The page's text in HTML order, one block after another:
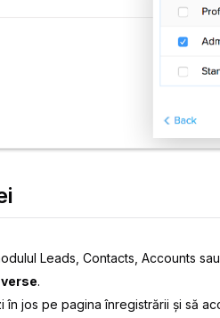
Leads, Contacts, Accounts
.
în jos pe pagina înregistrării și să